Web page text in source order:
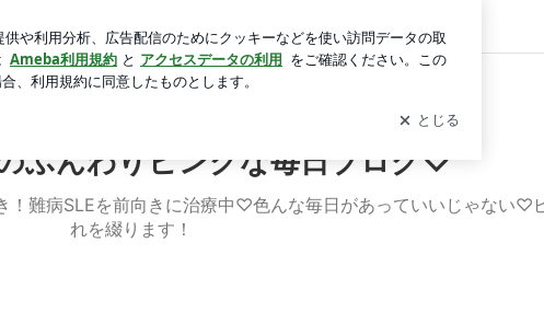
ログイン
ふんわりピンクな毎日ブログ♡
！難病SLEを前向きに治療中♡色んな毎日があっていいじゃない♡
れを綴ります！